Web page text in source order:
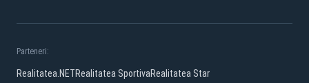
Parteneri:
Realitatea.NETRealitatea SportivaRealitatea Star